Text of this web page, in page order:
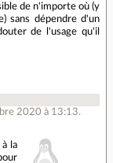
de n'importe où (y
sans dépendre d'un
de l'usage qu'il
2020 à 13:13.
la